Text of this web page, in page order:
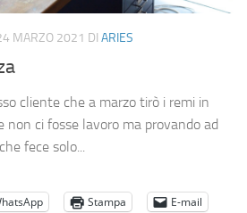
MARZO 2021 DI ARIES
cliente che a marzo tirò i remi in
non ci fosse lavoro ma provando ad
fece solo...
Stampa
E-mail